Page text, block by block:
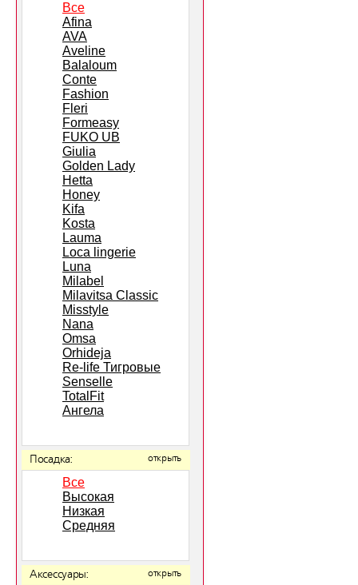
Все
Afina
AVA
Aveline
Balaloum
Conte
Fashion
Fleri
Formeasy
FUKO UB
Giulia
Golden Lady
Hetta
Honey
Kifa
Kosta
Lauma
Loca lingerie
Luna
Milabel
Milavitsa Classic
Misstyle
Nana
Omsa
Orhideja
Re-life Тигровые
Senselle
TotalFit
Ангела
Посадка: открыть
Все
Высокая
Низкая
Средняя
Аксессуары: открыть